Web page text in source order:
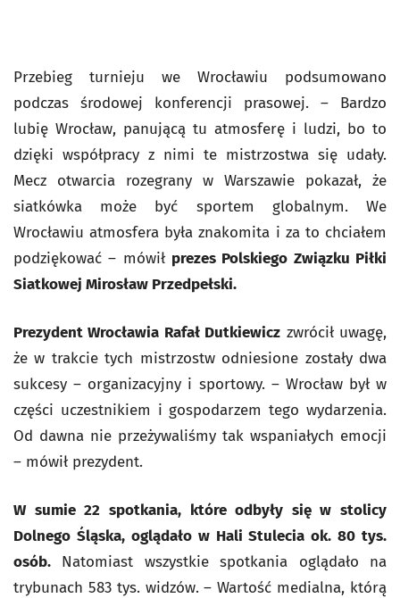
Przebieg turnieju we Wrocławiu podsumowano
podczas środowej konferencji prasowej. – Bardzo
lubię Wrocław, panującą tu atmosferę i ludzi, bo to
dzięki współpracy z nimi te mistrzostwa się udały.
Mecz otwarcia rozegrany w Warszawie pokazał, że
siatkówka może być sportem globalnym. We
Wrocławiu atmosfera była znakomita i za to chciałem
podziękować – mówił prezes Polskiego Związku Piłki
Siatkowej Mirosław Przedpełski.
Prezydent Wrocławia Rafał Dutkiewicz zwrócił uwagę,
że w trakcie tych mistrzostw odniesione zostały dwa
sukcesy – organizacyjny i sportowy. – Wrocław był w
części uczestnikiem i gospodarzem tego wydarzenia.
Od dawna nie przeżywaliśmy tak wspaniałych emocji
– mówił prezydent.
W sumie 22 spotkania, które odbyły się w stolicy
Dolnego Śląska, oglądało w Hali Stulecia ok. 80 tys.
osób. Natomiast wszystkie spotkania oglądało na
trybunach 583 tys. widzów. – Wartość medialna, którą